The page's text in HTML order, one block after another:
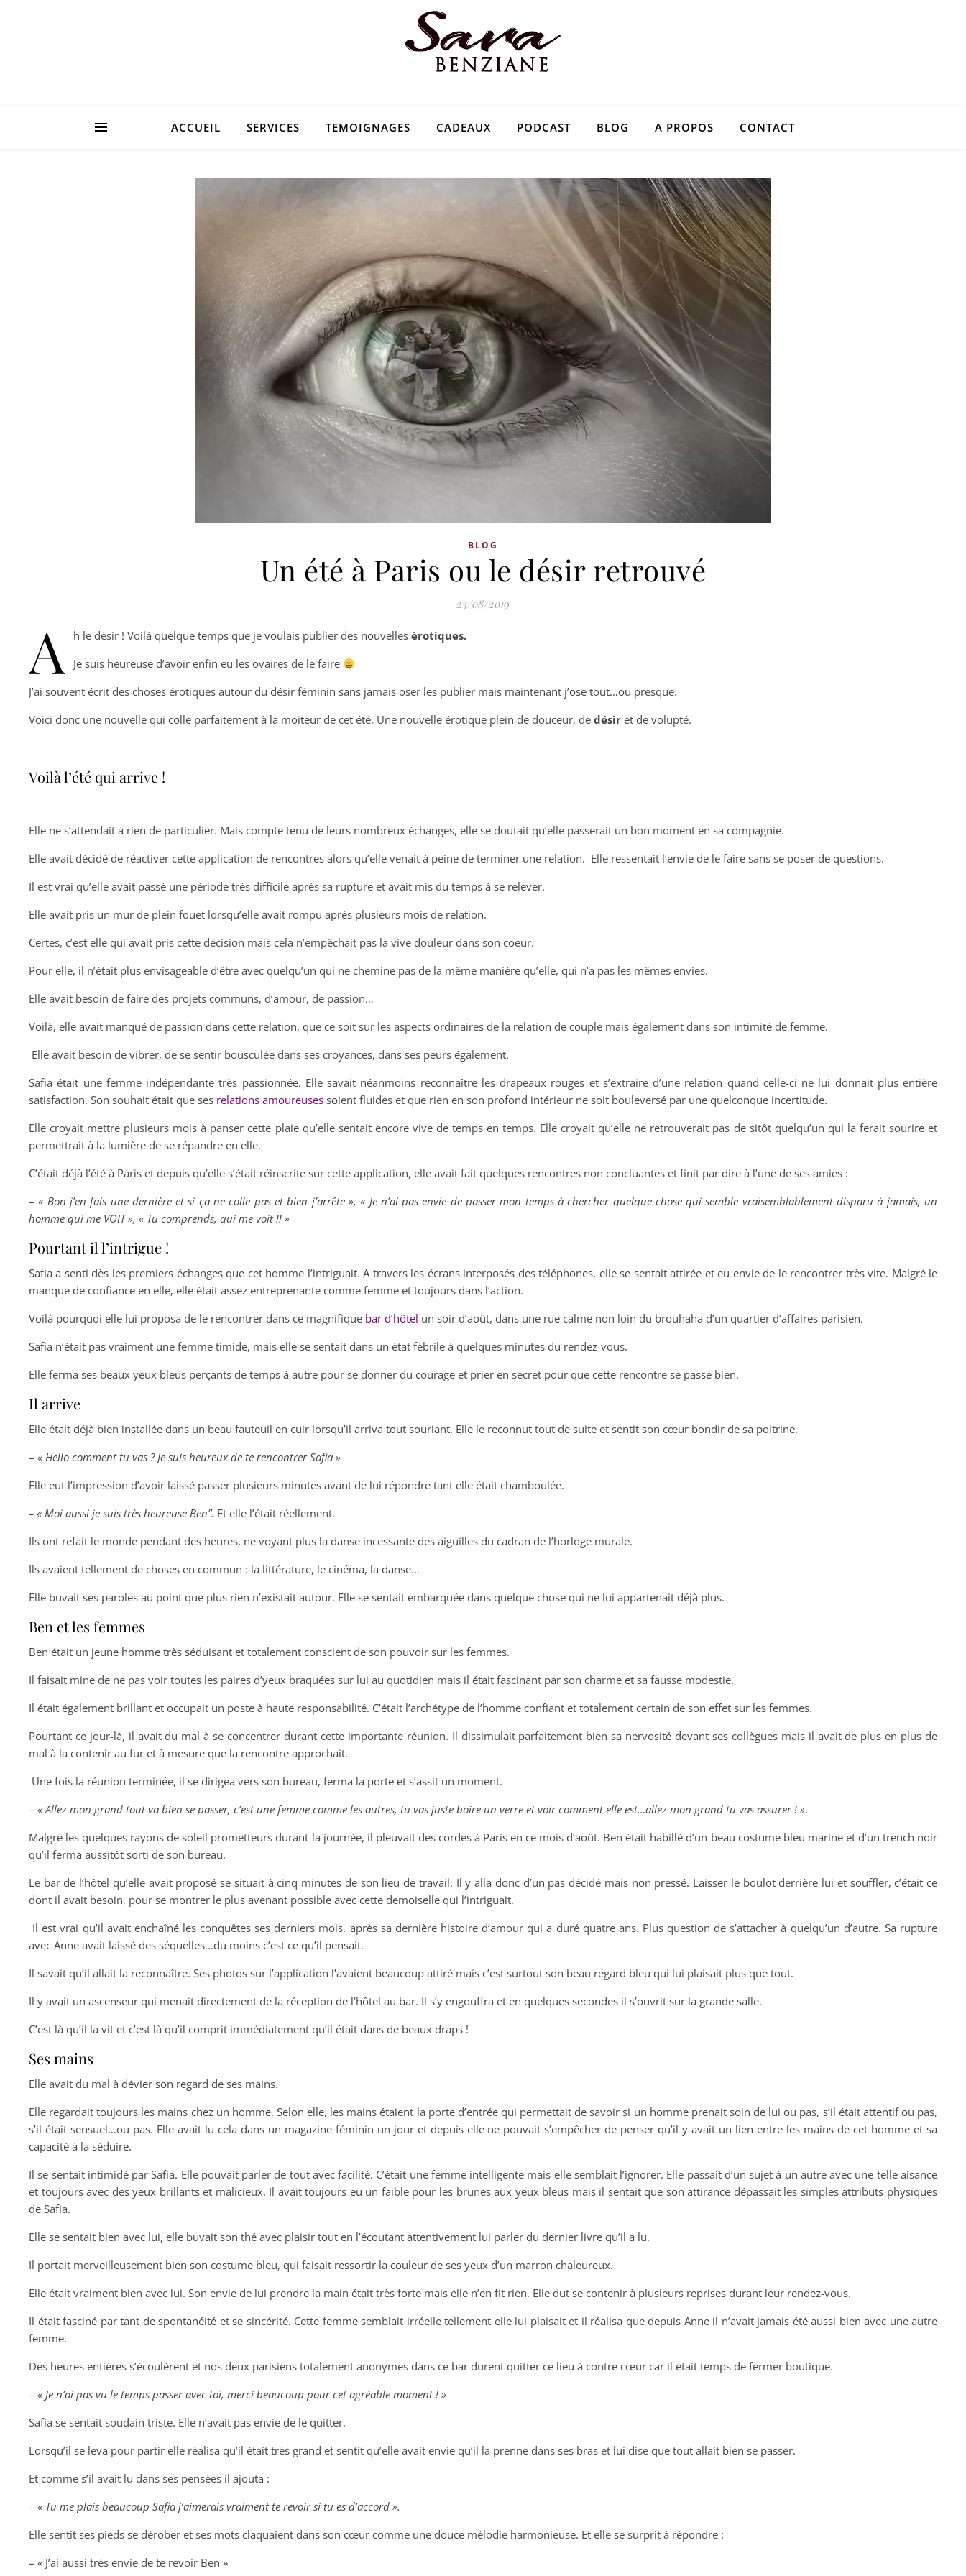
ACCUEIL SERVICES TEMOIGNAGES CADEAUX PODCAST BLOG A PROPOS CONTACT
BLOG
Un été à Paris ou le désir retrouvé
23/08/2019
A h le désir ! Voilà quelque temps que je voulais publier des nouvelles érotiques.
Je suis heureuse d’avoir enfin eu les ovaires de le faire
J’ai souvent écrit des choses érotiques autour du désir féminin sans jamais oser les publier mais maintenant j’ose tout…ou presque.
Voici donc une nouvelle qui colle parfaitement à la moiteur de cet été. Une nouvelle érotique plein de douceur, de désir et de volupté.
Voilà l’été qui arrive !
Elle ne s’attendait à rien de particulier. Mais compte tenu de leurs nombreux échanges, elle se doutait qu’elle passerait un bon moment en sa compagnie.
Elle avait décidé de réactiver cette application de rencontres alors qu’elle venait à peine de terminer une relation. Elle ressentait l’envie de le faire sans se poser de questions.
Il est vrai qu’elle avait passé une période très difficile après sa rupture et avait mis du temps à se relever.
Elle avait pris un mur de plein fouet lorsqu’elle avait rompu après plusieurs mois de relation.
Certes, c’est elle qui avait pris cette décision mais cela n’empêchait pas la vive douleur dans son coeur.
Pour elle, il n’était plus envisageable d’être avec quelqu’un qui ne chemine pas de la même manière qu’elle, qui n’a pas les mêmes envies.
Elle avait besoin de faire des projets communs, d’amour, de passion…
Voilà, elle avait manqué de passion dans cette relation, que ce soit sur les aspects ordinaires de la relation de couple mais également dans son intimité de femme.
Elle avait besoin de vibrer, de se sentir bousculée dans ses croyances, dans ses peurs également.
Safia était une femme indépendante très passionnée. Elle savait néanmoins reconnaître les drapeaux rouges et s’extraire d’une relation quand celle-ci ne lui donnait plus entière
satisfaction. Son souhait était que ses relations amoureuses soient fluides et que rien en son profond intérieur ne soit bouleversé par une quelconque incertitude.
Elle croyait mettre plusieurs mois à panser cette plaie qu’elle sentait encore vive de temps en temps. Elle croyait qu’elle ne retrouverait pas de sitôt quelqu’un qui la ferait sourire et
permettrait à la lumière de se répandre en elle.
C’était déjà l’été à Paris et depuis qu’elle s’était réinscrite sur cette application, elle avait fait quelques rencontres non concluantes et finit par dire à l’une de ses amies :
–« Bon j’en fais une dernière et si ça ne colle pas et bien j’arrête », « Je n’ai pas envie de passer mon temps à chercher quelque chose qui semble vraisemblablement disparu à jamais, un
homme qui me VOIT », « Tu comprends, qui me voit !! »
Pourtant il l’intrigue !
Safia a senti dès les premiers échanges que cet homme l’intriguait. A travers les écrans interposés des téléphones, elle se sentait attirée et eu envie de le rencontrer très vite. Malgré le
manque de confiance en elle, elle était assez entreprenante comme femme et toujours dans l’action.
Voilà pourquoi elle lui proposa de le rencontrer dans ce magnifique bar d’hôtel un soir d’août, dans une rue calme non loin du brouhaha d’un quartier d’affaires parisien.
Safia n’était pas vraiment une femme timide, mais elle se sentait dans un état fébrile à quelques minutes du rendez-vous.
Elle ferma ses beaux yeux bleus perçants de temps à autre pour se donner du courage et prier en secret pour que cette rencontre se passe bien.
Il arrive
Elle était déjà bien installée dans un beau fauteuil en cuir lorsqu’il arriva tout souriant. Elle le reconnut tout de suite et sentit son cœur bondir de sa poitrine.
– « Hello comment tu vas ? Je suis heureux de te rencontrer Safia »
Elle eut l’impression d’avoir laissé passer plusieurs minutes avant de lui répondre tant elle était chamboulée.
– « Moi aussi je suis très heureuse Ben”. Et elle l’était réellement.
Ils ont refait le monde pendant des heures, ne voyant plus la danse incessante des aiguilles du cadran de l’horloge murale.
Ils avaient tellement de choses en commun : la littérature, le cinéma, la danse…
Elle buvait ses paroles au point que plus rien n’existait autour. Elle se sentait embarquée dans quelque chose qui ne lui appartenait déjà plus.
Ben et les femmes
Ben était un jeune homme très séduisant et totalement conscient de son pouvoir sur les femmes.
Il faisait mine de ne pas voir toutes les paires d’yeux braquées sur lui au quotidien mais il était fascinant par son charme et sa fausse modestie.
Il était également brillant et occupait un poste à haute responsabilité. C’était l’archétype de l’homme confiant et totalement certain de son effet sur les femmes.
Pourtant ce jour-là, il avait du mal à se concentrer durant cette importante réunion. Il dissimulait parfaitement bien sa nervosité devant ses collègues mais il avait de plus en plus de
mal à la contenir au fur et à mesure que la rencontre approchait.
Une fois la réunion terminée, il se dirigea vers son bureau, ferma la porte et s’assit un moment.
– « Allez mon grand tout va bien se passer, c’est une femme comme les autres, tu vas juste boire un verre et voir comment elle est…allez mon grand tu vas assurer ! ».
Malgré les quelques rayons de soleil prometteurs durant la journée, il pleuvait des cordes à Paris en ce mois d’août. Ben était habillé d’un beau costume bleu marine et d’un trench noir
qu’il ferma aussitôt sorti de son bureau.
Le bar de l’hôtel qu’elle avait proposé se situait à cinq minutes de son lieu de travail. Il y alla donc d’un pas décidé mais non pressé. Laisser le boulot derrière lui et souffler, c’était ce
dont il avait besoin, pour se montrer le plus avenant possible avec cette demoiselle qui l’intriguait.
Il est vrai qu’il avait enchaîné les conquêtes ses derniers mois, après sa dernière histoire d’amour qui a duré quatreans. Plus question de s’attacher à quelqu’un d’autre. Sa rupture
avec Anne avait laissé des séquelles...du moins c’est ce qu’il pensait.
Il savait qu’il allait la reconnaître. Ses photos sur l’application l’avaient beaucoup attiré mais c’est surtout son beau regard bleu qui lui plaisait plus que tout.
Il y avait un ascenseur qui menait directement de la réception de l’hôtel au bar. Il s’y engouffra et en quelques secondes il s’ouvrit sur la grande salle.
C’est là qu’il la vit et c’est là qu’il comprit immédiatement qu’il était dans de beaux draps !
Ses mains
Elle avait du mal à dévier son regard de ses mains.
Elle regardait toujours les mains chez un homme. Selon elle, les mains étaient la porte d’entrée qui permettait de savoir si un homme prenait soin de lui ou pas, s’il était attentif ou pas,
s’il était sensuel…ou pas. Elle avait lu cela dans un magazine féminin un jour et depuis elle ne pouvait s’empêcher de penser qu’il y avait un lien entre les mains de cet homme et sa
capacité à la séduire.
Il se sentait intimidé par Safia. Elle pouvait parler de tout avec facilité. C’était une femme intelligente mais elle semblait l’ignorer. Elle passait d’un sujet à un autre avec une telle aisance
et toujours avec des yeux brillants et malicieux. Il avait toujours eu un faible pour les brunes aux yeux bleus mais il sentait que son attirance dépassait les simples attributs physiques
de Safia.
Elle se sentait bien avec lui, elle buvait son thé avec plaisir tout en l’écoutant attentivement lui parler du dernier livre qu’il a lu.
Il portait merveilleusement bien son costume bleu, qui faisait ressortir la couleur de ses yeux d’un marron chaleureux.
Elle était vraiment bien avec lui. Son envie de lui prendre la main était très forte mais elle n’en fit rien. Elle dut se contenir à plusieurs reprises durant leur rendez-vous.
Il était fasciné par tant de spontanéité et se sincérité. Cette femme semblait irréelle tellement elle lui plaisait et il réalisa que depuis Anne il n’avait jamais été aussi bien avec une autre
femme.
Des heures entières s’écoulèrent et nos deux parisiens totalement anonymes dans ce bar durent quitter ce lieu à contre cœur car il était temps de fermer boutique.
– « Je n’ai pas vu le temps passer avec toi, merci beaucoup pour cet agréable moment ! »
Safia se sentait soudain triste. Elle n’avait pas envie de le quitter.
Lorsqu’il se leva pour partir elle réalisa qu’il était très grand et sentit qu’elle avait envie qu’il la prenne dans ses bras et lui dise que tout allait bien se passer.
Et comme s’il avait lu dans ses pensées il ajouta :
– « Tu me plais beaucoup Safia j’aimerais vraiment te revoir si tu es d’accord ».
Elle sentit ses pieds se dérober et ses mots claquaient dans son cœur comme une douce mélodie harmonieuse. Et elle se surprit à répondre :
– « J’ai aussi très envie de te revoir Ben »